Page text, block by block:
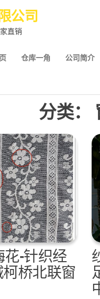
公司
直销
仓库一角 公司简介
分类：
-针织经
桥北联窗